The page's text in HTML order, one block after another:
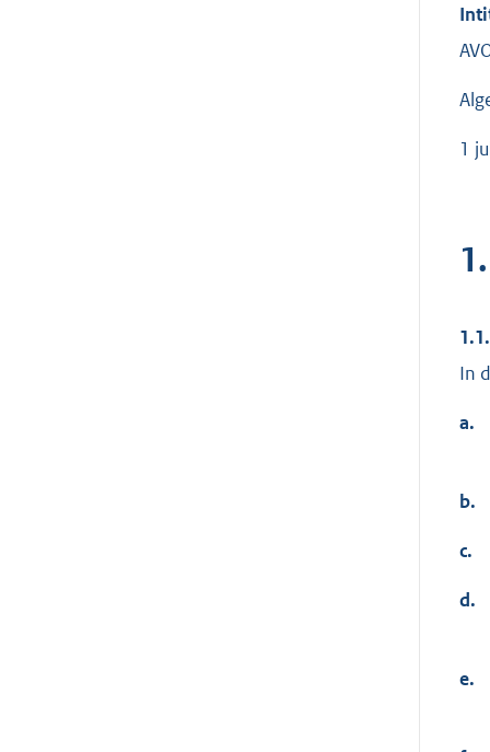
1
In
a.
b.
c.
d.
e.